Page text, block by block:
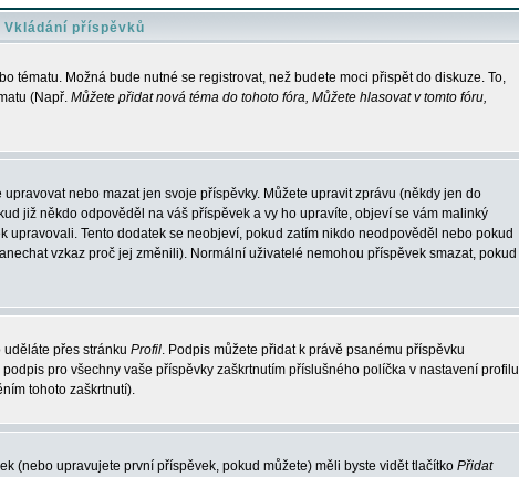
Vkládání příspěvků
tématu. Možná bude nutné se registrovat, než budete moci přispět do diskuze. To,
(Např. Můžete přidat nová téma do tohoto fóra, Můžete hlasovat v tomto fóru,
nebo mazat jen svoje příspěvky. Můžete upravit zprávu (někdy jen do
již někdo odpověděl na váš příspěvek a vy ho upravíte, objeví se vám malinký
upravovali. Tento dodatek se neobjeví, pokud zatím nikdo neodpověděl nebo pokud
vzkaz proč jej změnili). Normální uživatelé nemohou příspěvek smazat, pokud
uděláte přes stránku Profil. Podpis můžete přidat k právě psanému příspěvku
pro všechny vaše příspěvky zaškrtnutím příslušného políčka v nastavení profilu
tohoto zaškrtnutí).
(nebo upravujete první příspěvek, pokud můžete) měli byste vidět tlačítko Přidat